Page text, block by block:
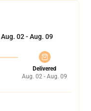
Aug. 02 - Aug. 09
Delivered
Aug. 02 - Aug. 09